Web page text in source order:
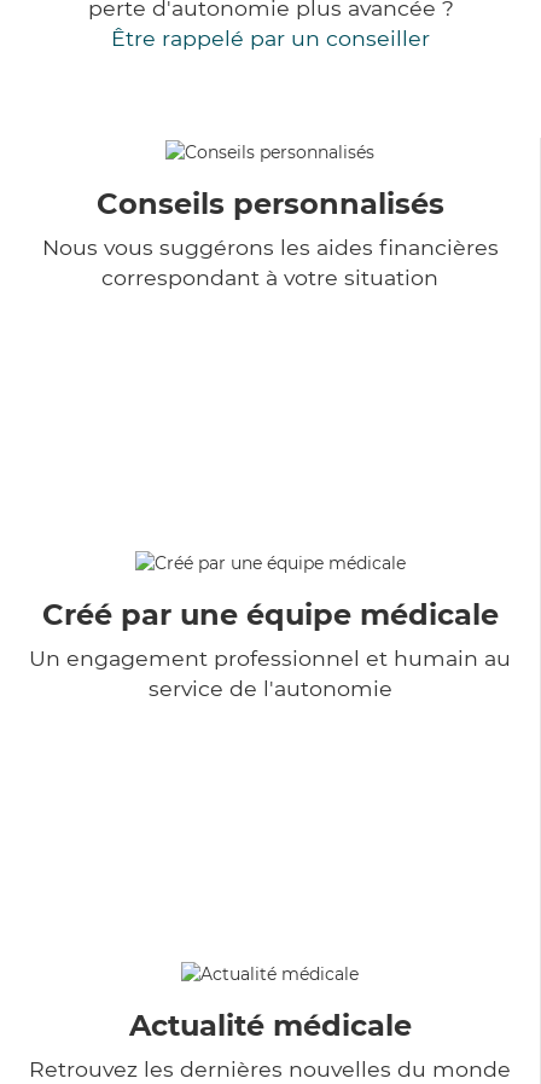
perte d'autonomie plus avancée ?
Être rappelé par un conseiller
Conseils personnalisés
Nous vous suggérons les aides financières
correspondant à votre situation
Créé par une équipe médicale
Un engagement professionnel et humain au
service de l'autonomie
Actualité médicale
Retrouvez les dernières nouvelles du monde